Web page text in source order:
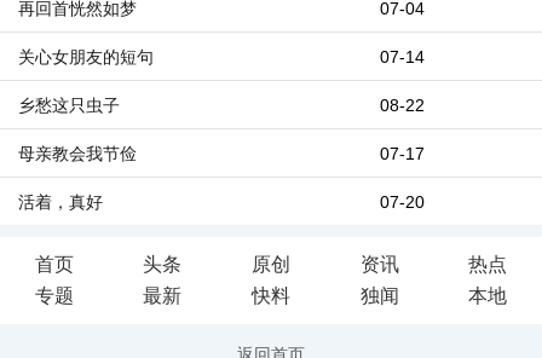
07-04
再回首恍然如梦
07-14
关心女朋友的短句
08-22
乡愁这只虫子
07-17
母亲教会我节俭
07-20
活着，真好
首页 头条 原创 资讯
热点
专题
最新 快料 独闻 本地